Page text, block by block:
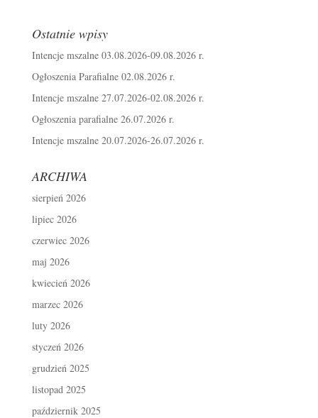
Ostatnie wpisy
Intencje mszalne 03.08.2026-09.08.2026 r.
Ogłoszenia Parafialne 02.08.2026 r.
Intencje mszalne 27.07.2026-02.08.2026 r.
Ogłoszenia parafialne 26.07.2026 r.
Intencje mszalne 20.07.2026-26.07.2026 r.
ARCHIWA
sierpień 2026
lipiec 2026
czerwiec 2026
maj 2026
kwiecień 2026
marzec 2026
luty 2026
styczeń 2026
grudzień 2025
listopad 2025
październik 2025